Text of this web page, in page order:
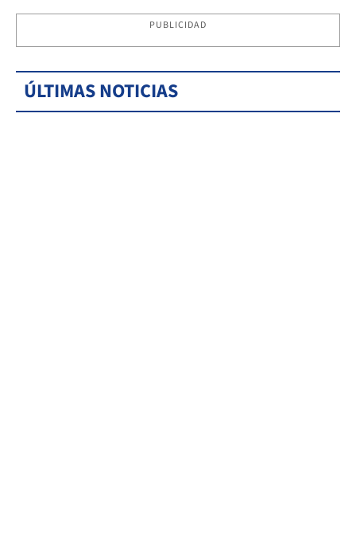
PUBLICIDAD
ÚLTIMAS NOTICIAS